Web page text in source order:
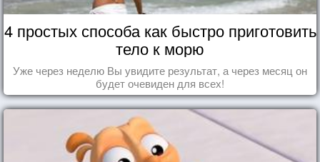
4 простых способа как быстро приготовить
тело к морю
Уже через неделю Вы увидите результат, а через месяц он
будет очевиден для всех!